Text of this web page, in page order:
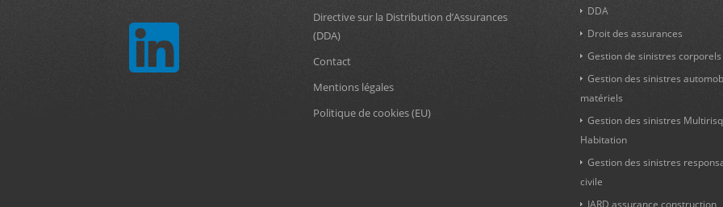
Directive sur la Distribution d’Assurances
(DDA)
Contact
Mentions légales
Politique de cookies (EU)
DDA
Droit des assurances
Gestion de sinistres corporels
Gestion des sinistres
matériels
Gestion des sinistres
Habitation
Gestion des sinistres
civile